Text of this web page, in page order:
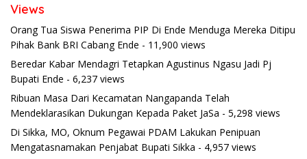
Views
Orang Tua Siswa Penerima PIP Di Ende Menduga Mereka Ditipu
Pihak Bank BRI Cabang Ende - 11,900 views
Beredar Kabar Mendagri Tetapkan Agustinus Ngasu Jadi Pj
Bupati Ende - 6,237 views
Ribuan Masa Dari Kecamatan Nangapanda Telah
Mendeklarasikan Dukungan Kepada Paket JaSa - 5,298 views
Di Sikka, MO, Oknum Pegawai PDAM Lakukan Penipuan
Mengatasnamakan Penjabat Bupati Sikka - 4,957 views